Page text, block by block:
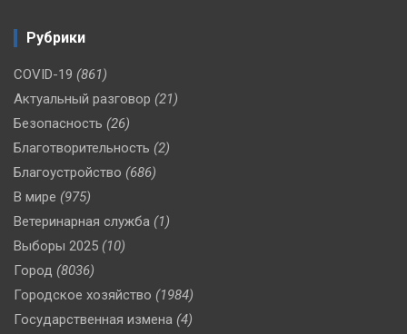
Рубрики
COVID-19 (861)
Актуальный разговор (21)
Безопасность (26)
Благотворительность (2)
Благоустройство (686)
В мире (975)
Ветеринарная служба (1)
Выборы 2025 (10)
Город (8036)
Городское хозяйство (1984)
Государственная измена (4)